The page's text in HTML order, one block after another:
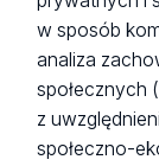
w sposób
analiza
społecznych (
z
społeczno-